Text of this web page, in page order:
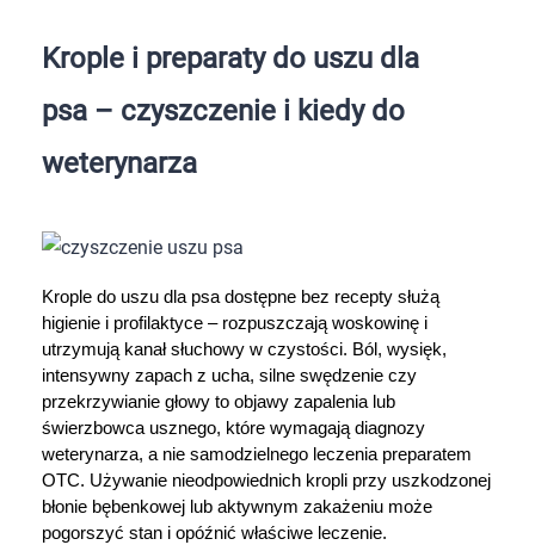
Zdrowie
Higiena
Kosmetyki
Mężczyzna
Zdrowy styl życia
Zabawki
Krople i preparaty do uszu dla
psa – czyszczenie i kiedy do
weterynarza
Krople do uszu dla psa dostępne bez recepty służą
higienie i profilaktyce – rozpuszczają woskowinę i
utrzymują kanał słuchowy w czystości. Ból, wysięk,
intensywny zapach z ucha, silne swędzenie czy
przekrzywianie głowy to objawy zapalenia lub
świerzbowca usznego, które wymagają diagnozy
weterynarza, a nie samodzielnego leczenia preparatem
OTC. Używanie nieodpowiednich kropli przy uszkodzonej
błonie bębenkowej lub aktywnym zakażeniu może
pogorszyć stan i opóźnić właściwe leczenie.